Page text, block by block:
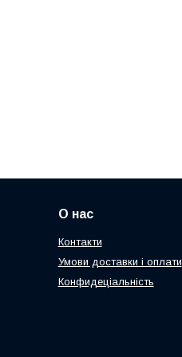
О нас
Контакти
Умови доставки і оплати
Конфидеціальність